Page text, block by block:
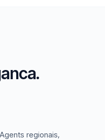
regionais,